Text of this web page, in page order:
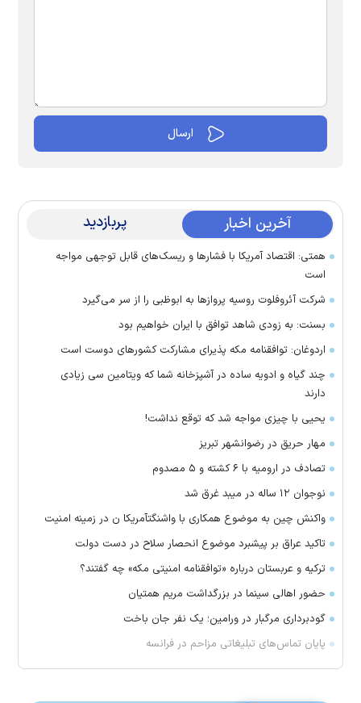
آخرین اخبار پربازدید
همتی: اقتصاد آمریکا با فشارها و ریسک‌های قابل توجهی مواجه
است
شرکت آئروفلوت روسیه پرواز‌ها به ابوظبی را از سر می‌گیرد
بسنت: به زودی شاهد توافق با ایران خواهیم بود
اردوغان: توافقنامه مکه پذیرای مشارکت کشور‌های دوست است
چند گیاه و ادویه ساده در آشپزخانه شما که ویتامین سی زیادی
دارند
یحیی با چیزی مواجه شد که توقع نداشت!
مهار حریق در رضوانشهر تبریز
تصادف در ارومیه با ۶ کشته و ۵ مصدوم
نوجوان ۱۲ ساله در میبد غرق شد
واکنش چین به موضوع همکاری با واشنگتآمریکا ن در زمینه امنیت
تاکید عراق بر پیشبرد موضوع انحصار سلاح در دست دولت
ترکیه و عربستان درباره «توافقنامه امنیتی مکه» چه گفتند؟
حضور اهالی سینما در بزرگداشت مریم همتیان
گودبرداری مرگبار در ورامین؛ یک نفر جان باخت
پایان تماس‌های تبلیغاتی مزاحم در فرانسه